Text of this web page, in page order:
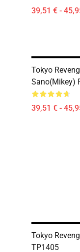
39,51 € -
Tokyo
Sano(Mikey)
39,51 € -
Tokyo
TP1405